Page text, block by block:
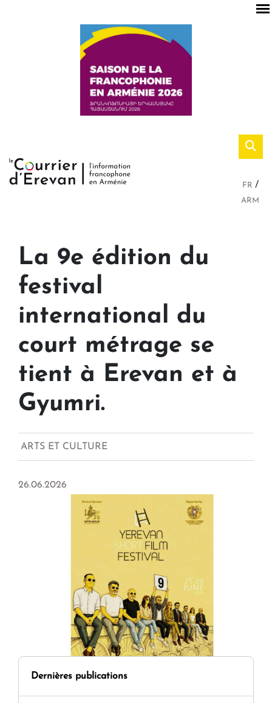
FR
ARM
La 9e édition du
festival
international du
court métrage se
tient à Erevan et à
Gyumri.
ARTS ET CULTURE
26.06.2026
Dernières publications